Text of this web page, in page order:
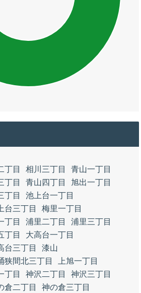
丁目 相川三丁目
青山一丁目
丁目 青山四丁目
旭出一丁目
丁目
池上台一丁目
台三丁目
梅里一丁目
丁目 浦里二丁目
浦里三丁目
丁目
大高台一丁目
台三丁目
漆山
狭間北三丁目
上旭一丁目
丁目 神沢二丁目
神沢三丁目
倉二丁目
神の倉三丁目